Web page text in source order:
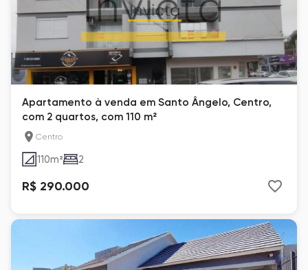
Apartamento à venda em Santo Ângelo, Centro,
com 2 quartos, com 110 m²
Centro
110m² 2
R$ 290.000